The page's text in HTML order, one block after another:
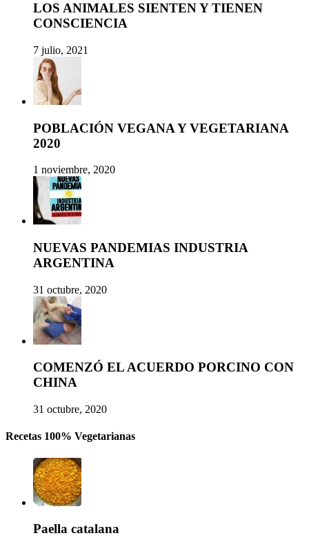
LOS ANIMALES SIENTEN Y TIENEN
CONSCIENCIA
7 julio, 2021
POBLACIÓN VEGANA Y VEGETARIANA
2020
1 noviembre, 2020
NUEVAS PANDEMIAS INDUSTRIA
ARGENTINA
31 octubre, 2020
COMENZÓ EL ACUERDO PORCINO CON
CHINA
31 octubre, 2020
Recetas 100% Vegetarianas
Paella catalana